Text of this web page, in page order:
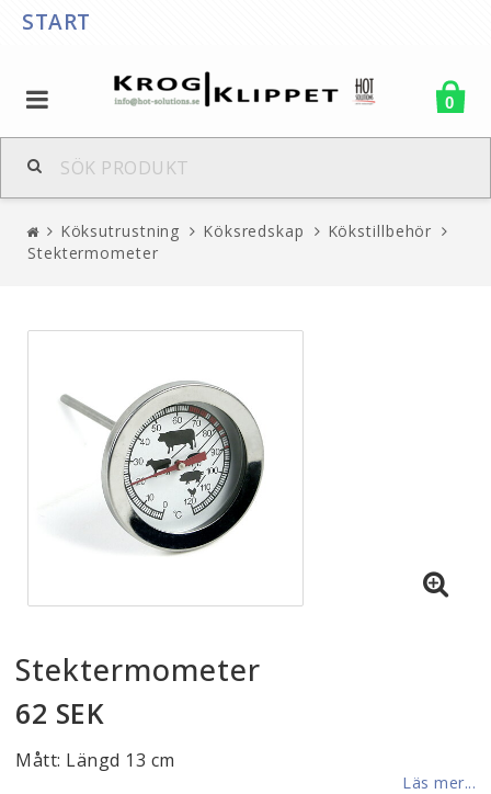
START
0
Köksutrustning Köksredskap
Kökstillbehör
Stektermometer
Stektermometer
62 SEK
Mått: Längd 13 cm
Läs mer...